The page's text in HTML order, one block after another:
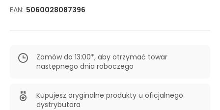
EAN: 5060028087396
Zamów do 13:00*, aby otrzymać towar
następnego dnia roboczego
Kupujesz oryginalne produkty u oficjalnego
dystrybutora